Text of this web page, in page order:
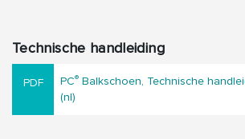
Technische handleiding
PC® Balkschoen, Technische
(nl)